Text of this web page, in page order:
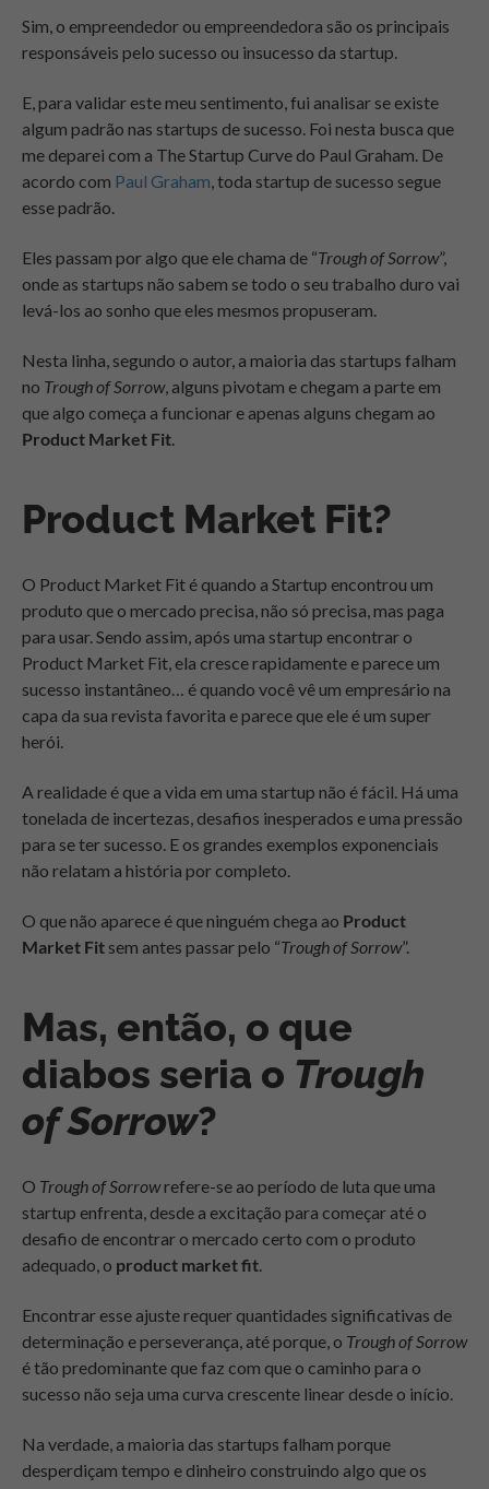
Sim, o empreendedor ou empreendedora são os principais
responsáveis pelo sucesso ou insucesso da startup.
E, para validar este meu sentimento, fui analisar se existe
algum padrão nas startups de sucesso. Foi nesta busca que
me deparei com a The Startup Curve do Paul Graham. De
acordo com Paul Graham, toda startup de sucesso segue
esse padrão.
Eles passam por algo que ele chama de “Trough of Sorrow”,
onde as startups não sabem se todo o seu trabalho duro vai
levá-los ao sonho que eles mesmos propuseram.
Nesta linha, segundo o autor, a maioria das startups falham
no Trough of Sorrow, alguns pivotam e chegam a parte em
que algo começa a funcionar e apenas alguns chegam ao
Product Market Fit.
Product Market Fit?
O Product Market Fit é quando a Startup encontrou um
produto que o mercado precisa, não só precisa, mas paga
para usar. Sendo assim, após uma startup encontrar o
Product Market Fit, ela cresce rapidamente e parece um
sucesso instantâneo… é quando você vê um empresário na
capa da sua revista favorita e parece que ele é um super
herói.
A realidade é que a vida em uma startup não é fácil. Há uma
tonelada de incertezas, desafios inesperados e uma pressão
para se ter sucesso. E os grandes exemplos exponenciais
não relatam a história por completo.
O que não aparece é que ninguém chega ao Product
Market Fit sem antes passar pelo “Trough of Sorrow”.
Mas, então, o que
diabos seria o Trough
of Sorrow?
O Trough of Sorrowrefere-se ao período de luta que uma
startup enfrenta, desde a excitação para começar até o
desafio de encontrar o mercado certo com o produto
adequado, o product market fit.
Encontrar esse ajuste requer quantidades significativas de
determinação e perseverança, até porque, o Trough of Sorrow
é tão predominante que faz com que o caminho para o
sucesso não seja uma curva crescente linear desde o início.
Na verdade, a maioria das startups falham porque
desperdiçam tempo e dinheiro construindo algo que os